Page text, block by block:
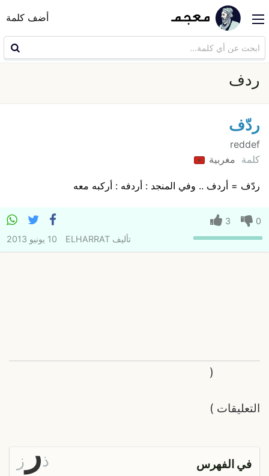
أضف كلمة
ردف
ردّف
reddef
كلمة مغربية
ردّف = أردف .. وفي المنجد : أردفه : أركبه معه
0
3
تأليفELHARRAT 10 يونيو 2013
التعليقات
(
)
في الفهرس ذر ز